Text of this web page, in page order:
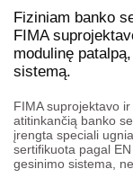
Fiziniam banko
FIMA
modulinę
sistemą.
FIMA suprojektavo
atitinkančią banko
įrengta speciali
sertifikuota pagal
gesinimo sistema,